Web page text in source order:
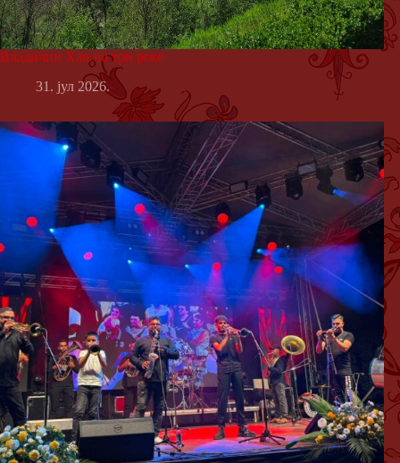
Владичин Хан на три реке
31. јул 2026.